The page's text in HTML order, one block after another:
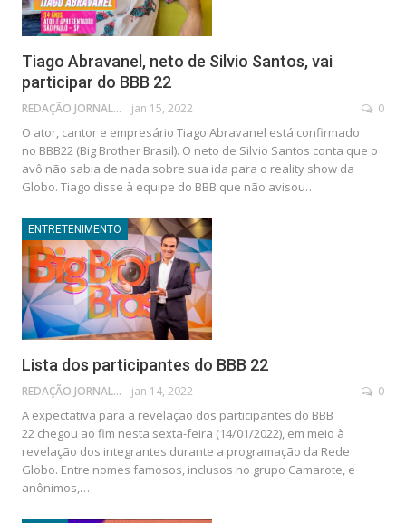
Tiago Abravanel, neto de Silvio Santos, vai
participar do BBB 22
REDAÇÃO JORNAL DA POLÍTICA jan 15, 2022 0
O ator, cantor e empresário Tiago Abravanel está confirmado
no BBB22 (Big Brother Brasil). O neto de Silvio Santos conta que o
avô não sabia de nada sobre sua ida para o reality show da
Globo. Tiago disse à equipe do BBB que não avisou…
ENTRETENIMENTO
Lista dos participantes do BBB 22
REDAÇÃO JORNAL DA POLÍTICA jan 14, 2022 0
A expectativa para a revelação dos participantes do BBB
22 chegou ao fim nesta sexta-feira (14/01/2022), em meio à
revelação dos integrantes durante a programação da Rede
Globo. Entre nomes famosos, inclusos no grupo Camarote, e
anônimos,…